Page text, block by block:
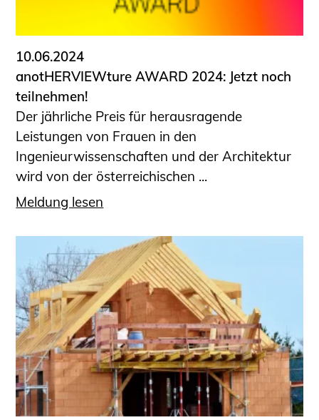
Informationen für Fortbildungsträger
Anträge, Anzeigen, Formulare
Fortbildung/Seminare
Informationen für Ingenieurinnen
und Ingenieure
Recht
Planungswettbewerbe
Publikationen
Stellenbörse
Staatlich anerkannte Sachverständige
Sachverständige
Prüfsachverständige
Qualifizierte Tragwerksplaner/-innen
Bauvorlageberechtigte
Sachkundige für Zustands- und
Funktionsprüfung privater
Abwasserleitungen
Vereinbarungen mit
Ingenieurkammern
10.06.2024
anotHERVIEWture AWARD 2024: Jetzt noch
teilnehmen!
Der jährliche Preis für herausragende
Leistungen von Frauen in den
Ingenieurwissenschaften und der Architektur
wird von der österreichischen ...
Meldung lesen